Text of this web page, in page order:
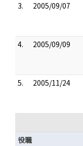
3.
2005/09/07
4.
2005/09/09
5.
2005/11/24
役職